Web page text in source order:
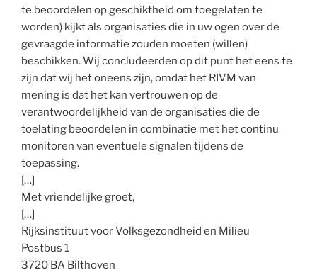
te beoordelen op geschiktheid om toegelaten te
worden) kijkt als organisaties die in uw ogen over de
gevraagde informatie zouden moeten (willen)
beschikken. Wij concludeerden op dit punt het eens te
zijn dat wij het oneens zijn, omdat het RIVM van
mening is dat het kan vertrouwen op de
verantwoordelijkheid van de organisaties die de
toelating beoordelen in combinatie met het continu
monitoren van eventuele signalen tijdens de
toepassing.
[…]
Met vriendelijke groet,
[…]
Rijksinstituut voor Volksgezondheid en Milieu
Postbus 1
3720 BA Bilthoven